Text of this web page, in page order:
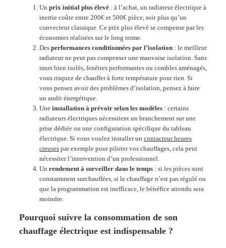
Un prix initial plus élevé : à l’achat, un radiateur électrique à
inertie coûte entre 200€ et 500€ pièce, soit plus qu’un
convecteur classique. Ce prix plus élevé se compense par les
économies réalisées sur le long terme.
Des performances conditionnées par l’isolation : le meilleur
radiateur ne peut pas compenser une mauvaise isolation. Sans
murs bien isolés, fenêtres performantes ou combles aménagés,
vous risquez de chauffer à forte température pour rien. Si
vous pensez avoir des problèmes d’isolation, pensez à faire
un audit énergétique.
Une installation à prévoir selon les modèles : certains
radiateurs électriques nécessitent un branchement sur une
prise dédiée ou une configuration spécifique du tableau
électrique. Si vous voulez installer un contacteur heures
creuses par exemple pour piloter vos chauffages, cela peut
nécessiter l’intervention d’un professionnel.
Un rendement à surveiller dans le temps : si les pièces sont
constamment surchauffées, si le chauffage n’est pas régulé ou
que la programmation est inefficace, le bénéfice attendu sera
moindre.
Pourquoi suivre la consommation de son
chauffage électrique est indispensable ?